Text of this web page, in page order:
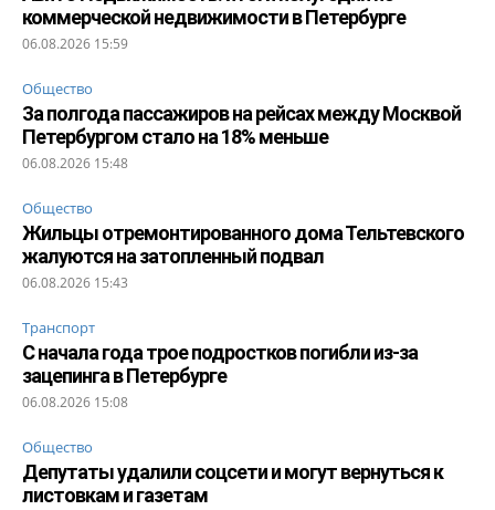
коммерческой недвижимости в Петербурге
06.08.2026 15:59
Общество
За полгода пассажиров на рейсах между Москвой
Петербургом стало на 18% меньше
06.08.2026 15:48
Общество
Жильцы отремонтированного дома Тельтевского
жалуются на затопленный подвал
06.08.2026 15:43
Транспорт
С начала года трое подростков погибли из-за
зацепинга в Петербурге
06.08.2026 15:08
Общество
Депутаты удалили соцсети и могут вернуться к
листовкам и газетам